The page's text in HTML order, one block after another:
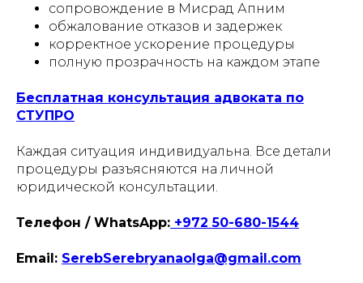
сопровождение в Мисрад Апним
обжалование отказов и задержек
корректное ускорение процедуры
полную прозрачность на каждом этапе
Бесплатная консультация адвоката по
СТУПРО
Каждая ситуация индивидуальна. Все детали
процедуры разъясняются на личной
юридической консультации.
Телефон / WhatsApp: +972 50-680-1544
Email: SerebSerebryanaolga@gmail.com